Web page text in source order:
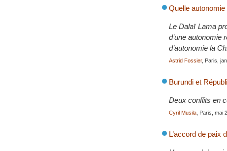
Quelle
Le Dalaï Lama
d’une autonomie
d’autonomie la
Astrid Fossier, Paris,
Burundi et
Deux conflits en
Cyril Musila , Paris, mai
L’accord de paix